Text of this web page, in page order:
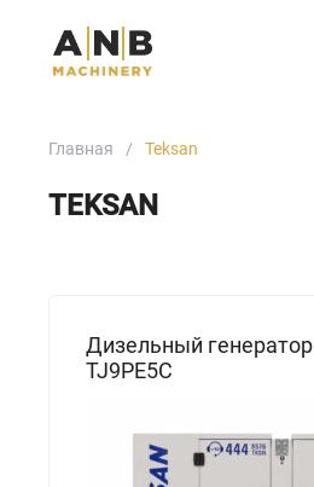
Главная Teksan
TEKSAN
Дизельный генератор
TJ9PE5C